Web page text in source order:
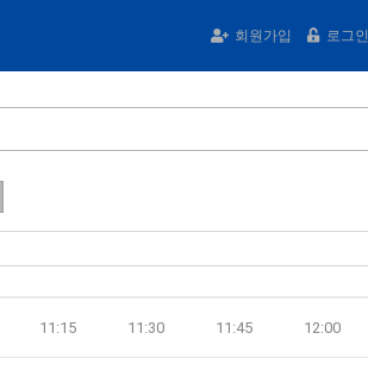
회원가입 로그인
11:15 11:30 11:45 12:00